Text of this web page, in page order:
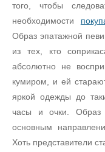
того, чтобы
необходимости
Образ эпатажной
из тех, кто
абсолютно не
кумиром, и ей
яркой одежды до
часы и очки. Образ
основным
Хоть представители